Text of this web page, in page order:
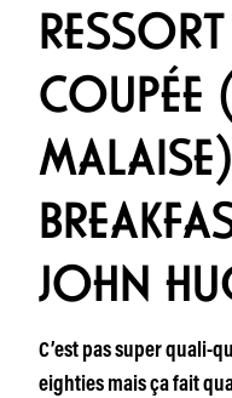
COUPÉE
JOHN
C’est pas super quali-
eighties mais ça fait